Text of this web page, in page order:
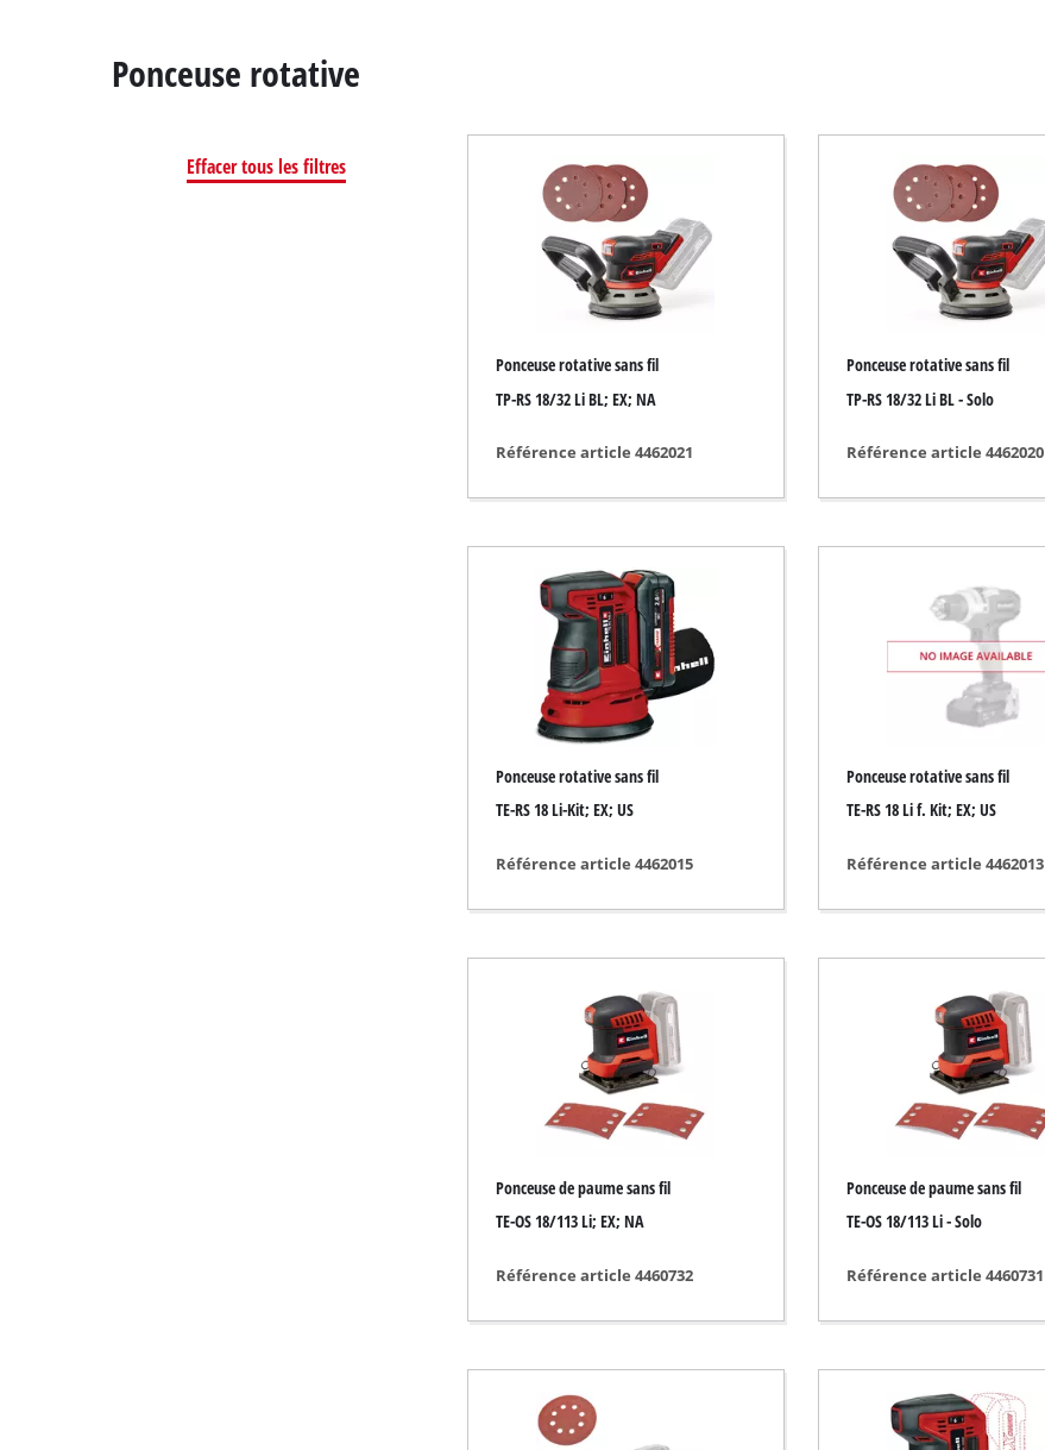
Scie à chantourner
Aspirateur eau et poussière
Touret à meuler
Ponceuse rotative
Ponceuse murale / de sol
Outils de ponçage / gravure
Compresseur électrique
Appareils à air comprimé
Compresseur pour voiture
Taille-haie thermique
Taille-Haie téléscopique
Pompes de jardin
Pompe de forage
Groupe de surpression
Scarificateur thermique
Scarificateur manuel
Tronçonneuse sans fil
Coupe branches
Ponceuse rotative
Effacer tous les filtres
Ponceuse rotative sans fil
TP-RS 18/32 Li BL; EX; NA
Référence article 4462021
Ponceuse rotative sans fil
TP-RS 18/32 Li BL - Solo
Référence article 4462020
Ponceuse rotative sans fil
TE-RS 18 Li-Kit; EX; US
Référence article 4462015
Ponceuse rotative sans fil
TE-RS 18 Li f. Kit; EX; US
Référence article 4462013
Ponceuse de paume sans fil
TE-OS 18/113 Li; EX; NA
Référence article 4460732
Ponceuse de paume sans fil
TE-OS 18/113 Li - Solo
Référence article 4460731